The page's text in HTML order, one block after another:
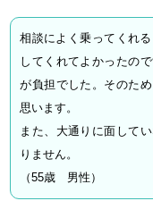
相談によく乗ってくれ
してくれてよかったの
が負担でした。そのた
思います。
また、大通りに面して
りません。
（55歳 男性）